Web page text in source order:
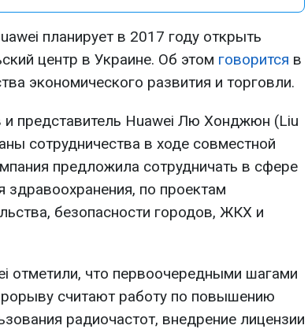
планирует в 2017 году открыть
центр в Украине. Об этом говорится в
экономического развития и торговли.
и представитель Huawei Лю Хонджюн (Liu
сотрудничества в ходе совместной
предложила сотрудничать в сфере
по проектам
безопасности городов, ЖКХ и
отметили, что первоочередными шагами
считают работу по повышению
радиочастот, внедрение лицензии